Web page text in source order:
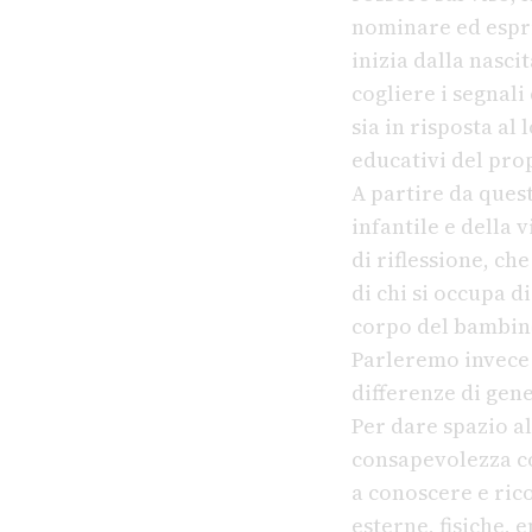
nominare ed
inizia dalla
cogliere i
sia in risposta al
educativi del
A partire da
infantile e della
di riflessione,
di chi si occupa
corpo del
Parleremo
differenze di
Per dare spazio
consapevolezza
a conoscere e
esterne, fisiche,